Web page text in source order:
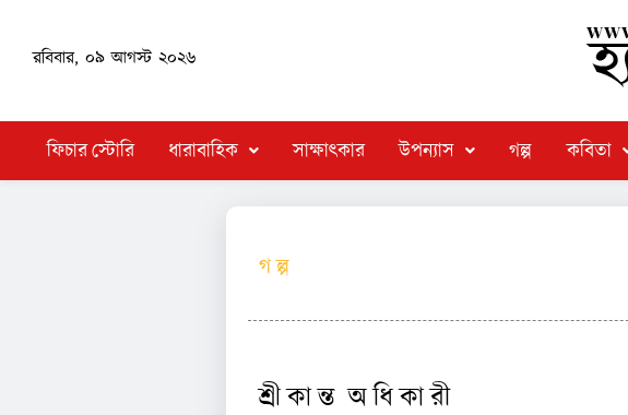
রবিবার, ০৯ আগস্ট ২০২৬
ফিচার স্টোরি ধারাবাহিক সাক্ষাৎকার উপন্যাস গল্প কবিতা
গ ল্প
শ্রী কা ন্ত অ ধি কা রী